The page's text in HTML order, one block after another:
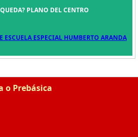
PLANO DEL CENTRO
ESCUELA ESPECIAL HUMBERTO ARANDA
o Prebásica